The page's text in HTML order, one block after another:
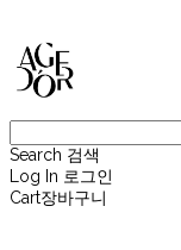
Search 검색
Log In 로그인
Cart장바구니